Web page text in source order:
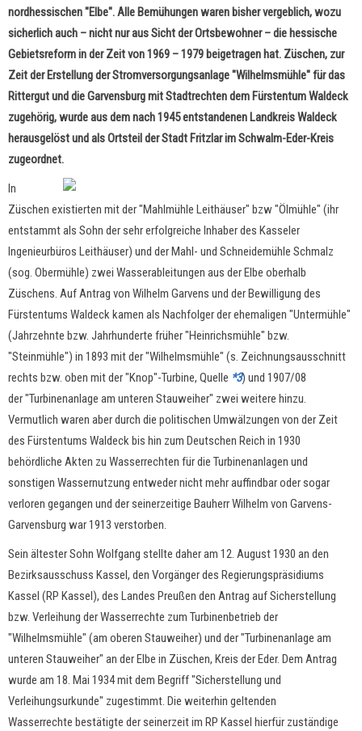
nordhessischen "Elbe". Alle Bemühungen waren bisher vergeblich, wozu
sicherlich auch – nicht nur aus Sicht der Ortsbewohner – die hessische
Gebietsreform in der Zeit von 1969 – 1979 beigetragen hat. Züschen, zur
Zeit der Erstellung der Stromversorgungsanlage "Wilhelmsmühle" für das
Rittergut und die Garvensburg mit Stadtrechten dem Fürstentum Waldeck
zugehörig, wurde aus dem nach 1945 entstandenen Landkreis Waldeck
herausgelöst und als Ortsteil der Stadt Fritzlar im Schwalm-Eder-Kreis
zugeordnet.
In
Züschen existierten mit der "Mahlmühle Leithäuser" bzw "Ölmühle" (ihr
entstammt als Sohn der sehr erfolgreiche Inhaber des Kasseler
Ingenieurbüros Leithäuser) und der Mahl- und Schneidemühle Schmalz
(sog. Obermühle) zwei Wasserableitungen aus der Elbe oberhalb
Züschens. Auf Antrag von Wilhelm Garvens und der Bewilligung des
Fürstentums Waldeck kamen als Nachfolger der ehemaligen "Untermühle"
(Jahrzehnte bzw. Jahrhunderte früher "Heinrichsmühle" bzw.
"Steinmühle") in 1893 mit der "Wilhelmsmühle" (s. Zeichnungsausschnitt
rechts bzw. oben mit der "Knop"-Turbine, Quelle *3) und 1907/08
der "Turbinenanlage am unteren Stauweiher" zwei weitere hinzu.
Vermutlich waren aber durch die politischen Umwälzungen von der Zeit
des Fürstentums Waldeck bis hin zum Deutschen Reich in 1930
behördliche Akten zu Wasserrechten für die Turbinenanlagen und
sonstigen Wassernutzung entweder nicht mehr auffindbar oder sogar
verloren gegangen und der seinerzeitige Bauherr Wilhelm von Garvens-
Garvensburg war 1913 verstorben.
Sein ältester Sohn Wolfgang stellte daher am 12. August 1930 an den
Bezirksausschuss Kassel, den Vorgänger des Regierungspräsidiums
Kassel (RP Kassel), des Landes Preußen den Antrag auf Sicherstellung
bzw. Verleihung der Wasserrechte zum Turbinenbetrieb der
"Wilhelmsmühle" (am oberen Stauweiher) und der "Turbinenanlage am
unteren Stauweiher" an der Elbe in Züschen, Kreis der Eder. Dem Antrag
wurde am 18. Mai 1934 mit dem Begriff "Sicherstellung und
Verleihungsurkunde" zugestimmt. Die weiterhin geltenden
Wasserrechte bestätigte der seinerzeit im RP Kassel hierfür zuständige